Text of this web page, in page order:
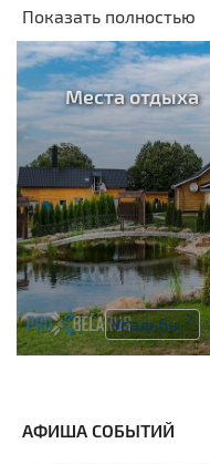
Показать полностью
Места отдыха
Усадьбы 2
АФИША СОБЫТИЙ